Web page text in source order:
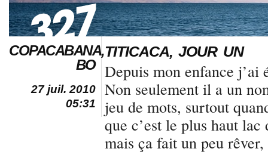
COPACABANA,
BO
27 juil. 2010
05:31
TITICACA, JOUR UN
Depuis mon enfance
Non seulement il a un
jeu de mots, surtout
que c’est le plus haut
mais ça fait un peu